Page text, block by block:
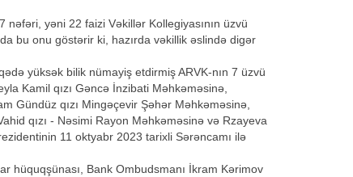
yəni 22 faizi Vəkillər Kollegiyasının üzvü
bu onu göstərir ki, hazırda vəkillik əslində digər
yüksək bilik nümayiş etdirmiş ARVK-nın 7 üzvü
Kamil qızı Gəncə İnzibati Məhkəməsinə,
Gündüz qızı Mingəçevir Şəhər Məhkəməsinə,
qızı - Nəsimi Rayon Məhkəməsinə və Rzayeva
11 oktyabr 2023 tarixli Sərəncamı ilə
hüquqşünası, Bank Ombudsmanı İkram Kərimov